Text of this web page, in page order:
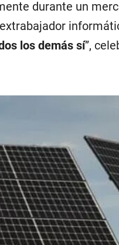
durante un
los demás sí”,